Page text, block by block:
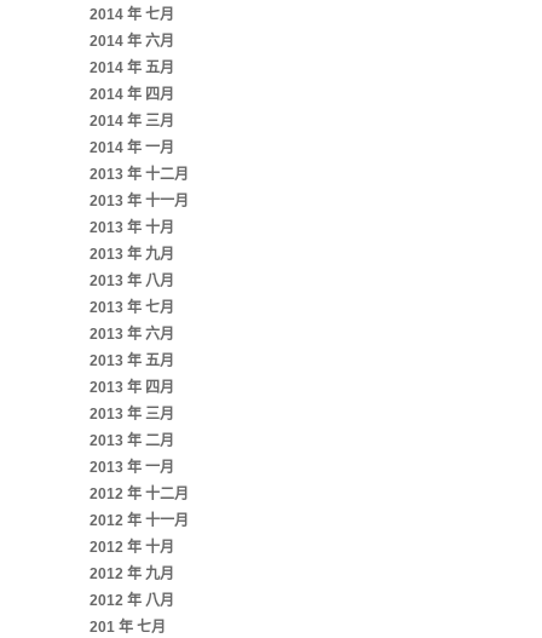
2014 年 七月
2014 年 六月
2014 年 五月
2014 年 四月
2014 年 三月
2014 年 一月
2013 年 十二月
2013 年 十一月
2013 年 十月
2013 年 九月
2013 年 八月
2013 年 七月
2013 年 六月
2013 年 五月
2013 年 四月
2013 年 三月
2013 年 二月
2013 年 一月
2012 年 十二月
2012 年 十一月
2012 年 十月
2012 年 九月
2012 年 八月
201 年 七月